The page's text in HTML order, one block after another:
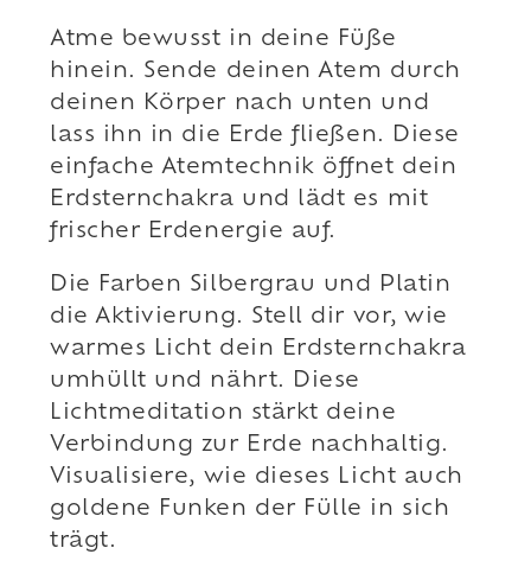
Atme bewusst in deine Füße
hinein. Sende deinen Atem durch
deinen Körper nach unten und
lass ihn in die Erde fließen. Diese
einfache Atemtechnik öffnet dein
Erdsternchakra und lädt es mit
frischer Erdenergie auf.
Die Farben Silbergrau und Platin
die Aktivierung. Stell dir vor, wie
warmes Licht dein Erdsternchakra
umhüllt und nährt. Diese
Lichtmeditation stärkt deine
Verbindung zur Erde nachhaltig.
Visualisiere, wie dieses Licht auch
goldene Funken der Fülle in sich
trägt.